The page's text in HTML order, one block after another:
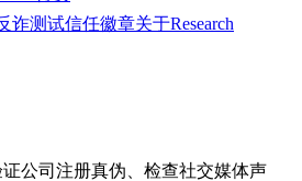
诈测试信任徽章关于Research
公司注册真伪、检查社交媒体声